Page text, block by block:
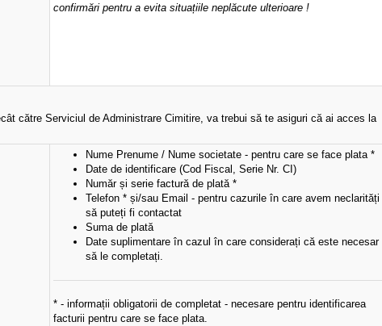
confirmări pentru a evita situațiile neplăcute ulterioare !
către Serviciul de Administrare Cimitire, va trebui să te asiguri că ai acces la
Nume Prenume / Nume societate - pentru care se face plata *
Date de identificare (Cod Fiscal, Serie Nr. CI)
Număr și serie factură de plată *
Telefon * și/sau Email - pentru cazurile în care avem neclarități
să puteți fi contactat
Suma de plată
Date suplimentare în cazul în care considerați că este necesar
să le completați.
* - informații obligatorii de completat - necesare pentru identificarea
facturii pentru care se face plata.